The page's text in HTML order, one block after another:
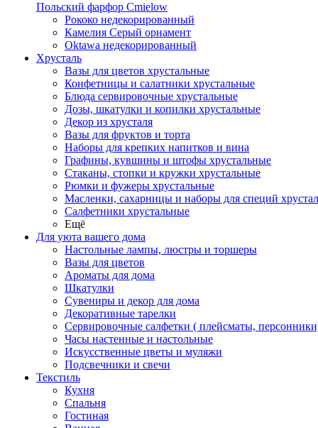
Польский фарфор Сmielow
Рококо недекорированный
Камелия Серый орнамент
Oktawa недекорированный
Хрусталь
Вазы для цветов хрустальные
Конфетницы и салатники хрустальные
Блюда сервировочные хрустальные
Дозы, шкатулки и копилки хрустальные
Декор из хрусталя
Вазы для фруктов и торта
Наборы для крепких напитков и вина
Графины, кувшины и штофы хрустальные
Стаканы, стопки и кружки хрустальные
Рюмки и фужеры хрустальные
Масленки, сахарницы и наборы для специй
Салфетники хрустальные
Ещё
Для уюта вашего дома
Настольные лампы, люстры и торшеры
Вазы для цветов
Ароматы для дома
Шкатулки
Сувениры и декор для дома
Декоративные тарелки
Сервировочные салфетки ( плейсматы,
Часы настенные и настольные
Искусственные цветы и муляжи
Подсвечники и свечи
Текстиль
Кухня
Спальня
Гостиная